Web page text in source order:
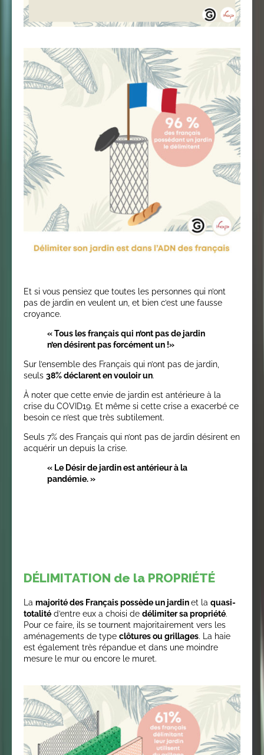
Et si vous pensiez que toutes les personnes qui n’ont
pas de jardin en veulent un, et bien c’est une fausse
croyance.
« Tous les français qui n’ont pas de jardin
n’en désirent pas forcément un !»
Sur l’ensemble des Français qui n’ont pas de jardin,
seuls 38% déclarent en vouloir un.
À noter que cette envie de jardin est antérieure à la
crise du COVID19. Et même si cette crise a exacerbé ce
besoin ce n’est que très subtilement.
Seuls 7% des Français qui n’ont pas de jardin désirent en
acquérir un depuis la crise.
« Le Désir de jardin est antérieur à la
pandémie. »
DÉLIMITATION de la PROPRIÉTÉ
La majorité des Français possède un jardinet la quasi-
totalité d’entre eux a choisi de délimiter sa propriété.
Pour ce faire, ils se tournent majoritairement vers les
aménagements de type clôtures ou grillages. La haie
est également très répandue et dans une moindre
mesure le mur ou encore le muret.